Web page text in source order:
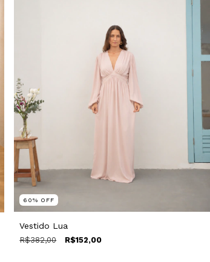
60% OFF
Vestido Lua
R$382,00 R$152,00